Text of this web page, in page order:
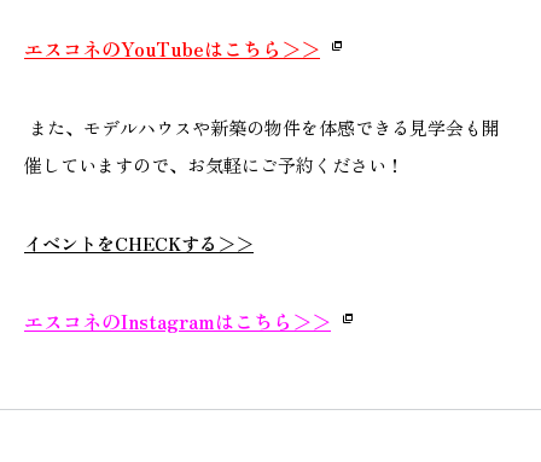
エスコネのYouTubeはこちら＞＞
また、モデルハウスや新築の物件を体感できる見学会も開
催していますので、お気軽にご予約ください！
イベントをCHECKする＞＞
エスコネのInstagramはこちら ＞＞